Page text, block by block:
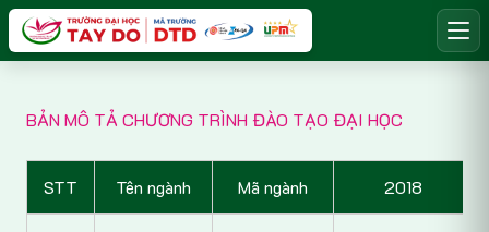
BẢN MÔ TẢ CHƯƠNG TRÌNH ĐÀO TẠO ĐẠI HỌC
STT Tên ngành Mã ngành 2018